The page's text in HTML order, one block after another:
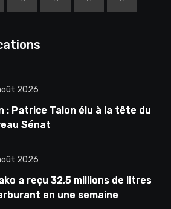
2026
: Patrice Talon élu à la tête du
Sénat
2026
a reçu 32,5 millions de litres
en une semaine